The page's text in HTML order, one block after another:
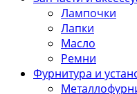
Лампочки
Лапки
Масло
Ремни
Фурнитура и